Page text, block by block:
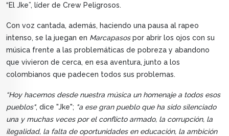
“El Jke”, líder de Crew Peligrosos.
Con voz cantada, además, haciendo una pausa al rapeo
intenso, se la juegan en Marcapasospor abrir los ojos con su
música frente a las problemáticas de pobreza y abandono
que vivieron de cerca, en esa aventura, junto a los
colombianos que padecen todos sus problemas.
“Hoy hacemos desde nuestra música un homenaje a todos esos
pueblos", dice "Jke"; "a ese gran pueblo que ha sido silenciado
una y muchas veces por el conflicto armado, la corrupción, la
ilegalidad, la falta de oportunidades en educación, la ambición